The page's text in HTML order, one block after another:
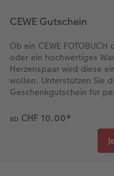
CEWE Gutschein
Ob ein CEWE
oder ein hochwertiges
Herzenspaar wird diese
wollen. Unterstützen Sie
Geschenkgutschein für
ab CHF 10.00*